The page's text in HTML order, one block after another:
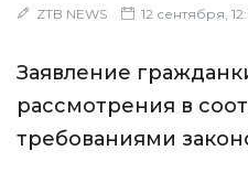
ZTB NEWS 12 сентября,
Заявление
рассмотрения в
требованиями